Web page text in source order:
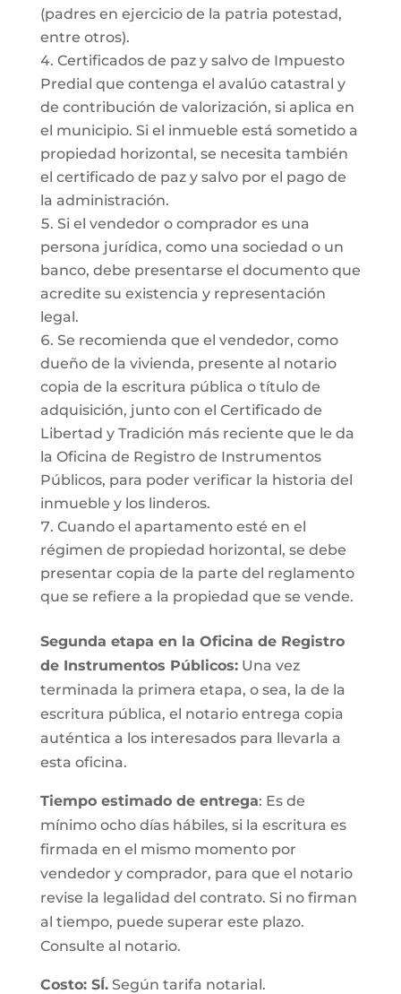
(padres en ejercicio de la patria potestad,
entre otros).
Certificados de paz y salvo de Impuesto
Predial que contenga el avalúo catastral y
de contribución de valorización, si aplica en
el municipio. Si el inmueble está sometido a
propiedad horizontal, se necesita también
el certificado de paz y salvo por el pago de
la administración.
Si el vendedor o comprador es una
persona jurídica, como una sociedad o un
banco, debe presentarse el documento que
acredite su existencia y representación
legal.
Se recomienda que el vendedor, como
dueño de la vivienda, presente al notario
copia de la escritura pública o título de
adquisición, junto con el Certificado de
Libertad y Tradición más reciente que le da
la Oficina de Registro de Instrumentos
Públicos, para poder verificar la historia del
inmueble y los linderos.
Cuando el apartamento esté en el
régimen de propiedad horizontal, se debe
presentar copia de la parte del reglamento
que se refiere a la propiedad que se vende.
Segunda etapa en la Oficina de Registro
de Instrumentos Públicos:Una vez
terminada la primera etapa, o sea, la de la
escritura pública, el notario entrega copia
auténtica a los interesados para llevarla a
esta oficina.
Tiempo estimado de entrega: Es de
mínimo ocho días hábiles, si la escritura es
firmada en el mismo momento por
vendedor y comprador, para que el notario
revise la legalidad del contrato. Si no firman
al tiempo, puede superar este plazo.
Consulte al notario.
Costo: SÍ.Según tarifa notarial.